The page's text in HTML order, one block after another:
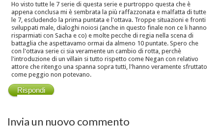
Ho visto tutte le 7 serie di questa serie e purtroppo questa che è
appena conclusa mi è sembrata la più raffazzonata e malfatta di tutte
le 7, escludendo la prima puntata e l'ottava. Troppe situazioni e fronti
sviluppati male, dialoghi noiosi (anche in questo finale non ce li hanno
risparmiati con Sacha e co) e molte pecche di regia nella scena di
battaglia che aspettavamo ormai da almeno 10 puntate. Spero che
con l'ottava serie ci sia veramente un cambio di rotta, perchè
l'introduzione di un villain si tutto rispetto come Negan con relativo
attore che ritengo una spanna sopra tutti, l'hanno veramente sfruttato
come peggio non potevano.
Rispondi
Invia un nuovo commento